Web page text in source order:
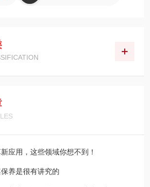
应用，这些领域你想不到！
养是很有讲究的